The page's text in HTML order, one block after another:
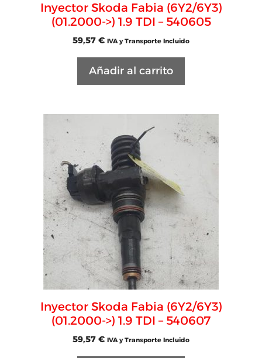
Inyector Skoda Fabia (6Y2/6Y3)
(01.2000->) 1.9 TDI – 540605
59,57 € IVA y Transporte Incluido
Añadir al carrito
Inyector Skoda Fabia (6Y2/6Y3)
(01.2000->) 1.9 TDI – 540607
59,57 € IVA y Transporte Incluido